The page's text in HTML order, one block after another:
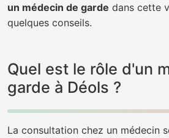
un médecin de garde dans cette
quelques conseils.
Quel est le rôle d'un
garde à Déols ?
La consultation chez un médecin